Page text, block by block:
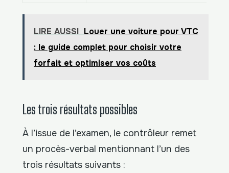
LIRE AUSSI Louer une voiture pour VTC
: le guide complet pour choisir votre
forfait et optimiser vos coûts
Les trois résultats possibles
À l’issue de l’examen, le contrôleur remet
un procès-verbal mentionnant l’un des
trois résultats suivants :